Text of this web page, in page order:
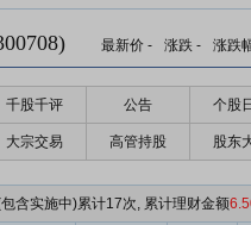
最新价 - 涨跌 - 涨跌
千股千评 公告 个股
大宗交易 高管持股 股东
含实施中)累计17次, 累计理财金额